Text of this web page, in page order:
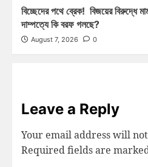
বিচ্ছেদের পথে ব্রেক! বিজয়ের বিরুদ্ধে
দাম্পত্যে কি বরফ গলছে?
August 7, 2026 0
Leave a Reply
Your email address will
Required fields are